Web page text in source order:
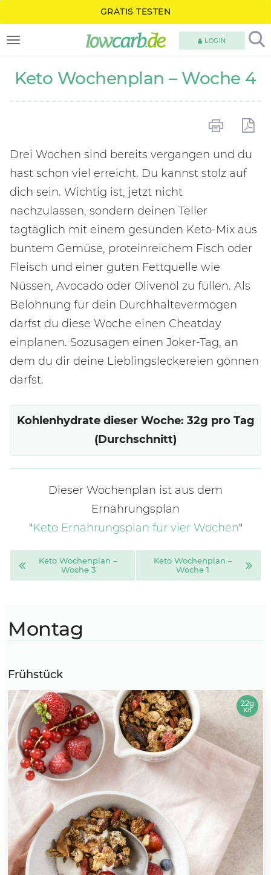
GRATIS TESTEN
TOGGLE NAVIGATION LOGIN
Keto Wochenplan – Woche 4
Drei Wochen sind bereits vergangen und du
hast schon viel erreicht. Du kannst stolz auf
dich sein. Wichtig ist, jetzt nicht
nachzulassen, sondern deinen Teller
tagtäglich mit einem gesunden Keto-Mix aus
buntem Gemüse, proteinreichem Fisch oder
Fleisch und einer guten Fettquelle wie
Nüssen, Avocado oder Olivenöl zu füllen. Als
Belohnung für dein Durchhaltevermögen
darfst du diese Woche einen Cheatday
einplanen. Sozusagen einen Joker-Tag, an
dem du dir deine Lieblingsleckereien gönnen
darfst.
Kohlenhydrate dieser Woche: 32g pro Tag
(Durchschnitt)
Dieser Wochenplan ist aus dem
Ernährungsplan
"Keto Ernährungsplan für vier Wochen"
Keto Wo­chen­plan –
Wo­che 3
Keto Wo­chen­plan –
Wo­che 1
Montag
Frühstück
22g
KH